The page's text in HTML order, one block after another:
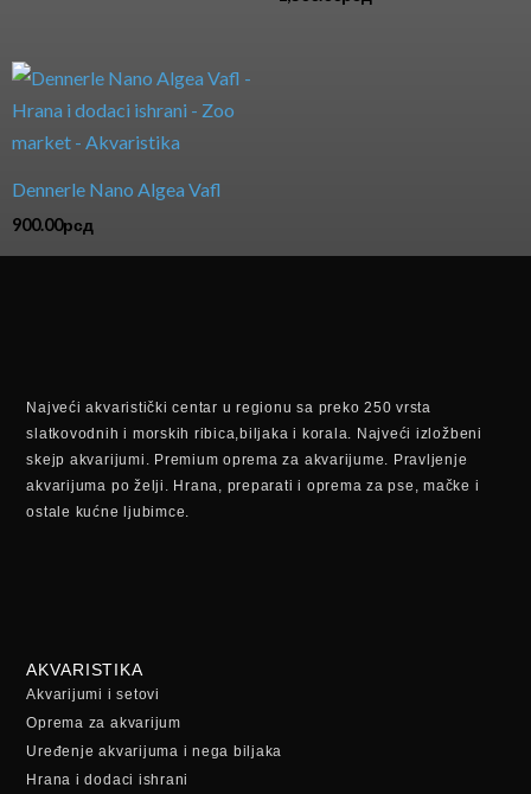
Dennerle Nano Algea Vafl
900.00рсд
Najveći akvaristički centar u regionu sa preko 250 vrsta
slatkovodnih i morskih ribica,biljaka i korala. Najveći izložbeni
skejp akvarijumi. Premium oprema za akvarijume. Pravljenje
akvarijuma po želji. Hrana, preparati i oprema za pse, mačke i
ostale kućne ljubimce.
AKVARISTIKA
Akvarijumi i setovi
Oprema za akvarijum
Uređenje akvarijuma i nega biljaka
Hrana i dodaci ishrani